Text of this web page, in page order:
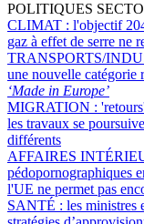
POLITIQUES
CLIMAT : l'objectif
gaz à effet de serre ne
TRANSPORTS/
une nouvelle catégorie
‘Made in Europe’
MIGRATION :
les travaux se
différents
AFFAIRES
pédopornographiques
l'UE ne permet pas
SANTÉ : les ministres